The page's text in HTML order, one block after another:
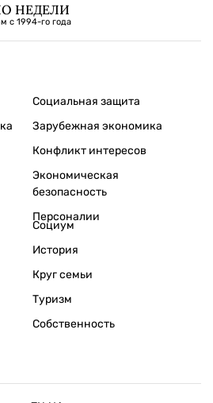
НЕДЕЛИ
с 1994-го года
Социальная защита
Зарубежная экономика
Конфликт интересов
Экономическая
безопасность
Персоналии
Социум
История
Круг семьи
Туризм
Собственность